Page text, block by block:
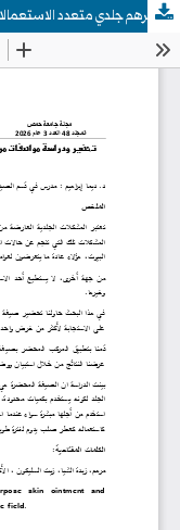
تحضير ودراسة مواصفات مرهم جلدي متعدد الاستعمالات وتقييم فعاليته في تدبير حالات تجميلية وعلاجية